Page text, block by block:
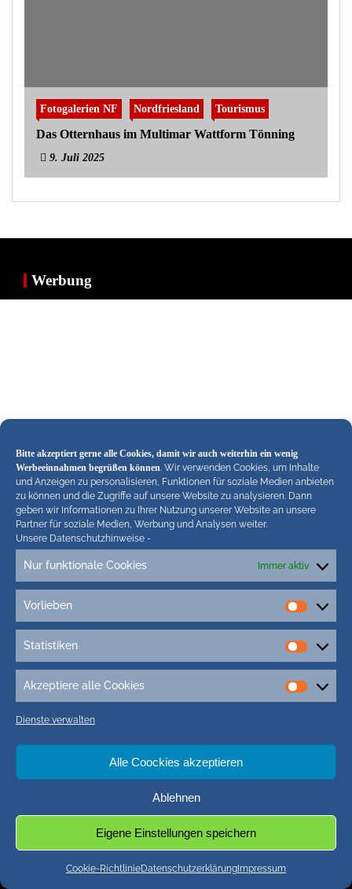
Bitte akzeptiert gerne alle Cookies, damit wir auch weiterhin ein wenig
Werbeeinnahmen begrüßen können. Wir verwenden Cookies, um Inhalte
und Anzeigen zu personalisieren, Funktionen für soziale Medien anbieten
zu können und die Zugriffe auf unsere Website zu analysieren. Dann
geben wir Informationen zu Ihrer Nutzung unserer Website an unsere
Partner für soziale Medien, Werbung und Analysen weiter.
Unsere Datenschutzhinweise -
Nur funktionale Cookies Immer aktiv
Vorlieben
Statistiken
Akzeptiere alle Cookies
Dienste verwalten
Alle Coockies akzeptieren
Ablehnen
Eigene Einstellungen speichern
Cookie-RichtlinieDatenschutzerklärung Impressum
Fotogalerien NF Nordfriesland Tourismus
Das Otternhaus im Multimar Wattform Tönning
9. Juli 2025
Werbung